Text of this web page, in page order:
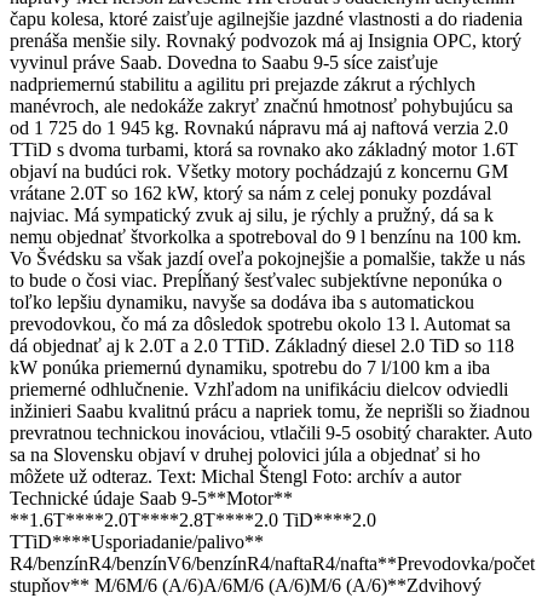
čapu kolesa, ktoré zaisťuje agilnejšie jazdné vlastnosti a do riadenia
prenáša menšie sily. Rovnaký podvozok má aj Insignia OPC, ktorý
vyvinul práve Saab. Dovedna to Saabu 9-5 síce zaisťuje
nadpriemernú stabilitu a agilitu pri prejazde zákrut a rýchlych
manévroch, ale nedokáže zakryť značnú hmotnosť pohybujúcu sa
od 1 725 do 1 945 kg. Rovnakú nápravu má aj naftová verzia 2.0
TTiD s dvoma turbami, ktorá sa rovnako ako základný motor 1.6T
objaví na budúci rok. Všetky motory pochádzajú z koncernu GM
vrátane 2.0T so 162 kW, ktorý sa nám z celej ponuky pozdával
najviac. Má sympatický zvuk aj silu, je rýchly a pružný, dá sa k
nemu objednať štvorkolka a spotreboval do 9 l benzínu na 100 km.
Vo Švédsku sa však jazdí oveľa pokojnejšie a pomalšie, takže u nás
to bude o čosi viac. Prepĺňaný šesťvalec subjektívne neponúka o
toľko lepšiu dynamiku, navyše sa dodáva iba s automatickou
prevodovkou, čo má za dôsledok spotrebu okolo 13 l. Automat sa
dá objednať aj k 2.0T a 2.0 TTiD. Základný diesel 2.0 TiD so 118
kW ponúka priemernú dynamiku, spotrebu do 7 l/100 km a iba
priemerné odhlučnenie. Vzhľadom na unifikáciu dielcov odviedli
inžinieri Saabu kvalitnú prácu a napriek tomu, že neprišli so žiadnou
prevratnou technickou inováciou, vtlačili 9-5 osobitý charakter. Auto
sa na Slovensku objaví v druhej polovici júla a objednať si ho
môžete už odteraz. Text: Michal Štengl Foto: archív a autor
Technické údaje Saab 9-5**Motor**
**1.6T****2.0T****2.8T****2.0 TiD****2.0
TTiD****Usporiadanie/palivo**
R4/benzínR4/benzínV6/benzínR4/naftaR4/nafta**Prevodovka/počet
stupňov** M/6M/6 (A/6)A/6M/6 (A/6)M/6 (A/6)**Zdvihový